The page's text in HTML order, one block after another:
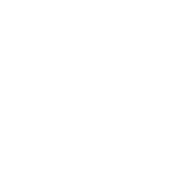
organizacije odzvale s
skupni višini 50.000
. Z dobrodelnim
okolje – zgolj lani so
Lidlovih donacij znašala
Na Lidlovo povabilo so
za projekte s področij
odpadne hrane. Podjetje
prizadevanji za